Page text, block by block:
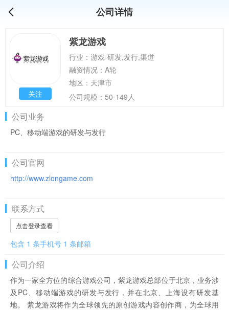
公司详情
关注
紫龙游戏
行业：游戏-研发,发行,渠道
融资情况：A轮
地区：天津市
公司规模：50-149人
公司业务
PC、移动端游戏的研发与发行
公司官网
http://www.zlongame.com
联系方式
点击登录查看
包含 1 条手机号 1 条邮箱
公司介绍
作为一家全方位的综合游戏公司，紫龙游戏总部位于北京，业务涉
及PC、移动端游戏的研发与发行，并在北京、上海设有研发基
地。 紫龙游戏将作为全球领先的原创游戏内容创作商，为全球用